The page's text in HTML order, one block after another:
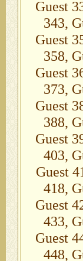
Guest
343,
Guest
358,
Guest
373,
Guest
388,
Guest
403,
Guest
418,
Guest
433,
Guest
448,